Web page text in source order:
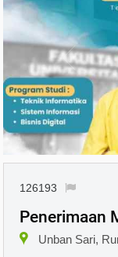
126193
Penerimaan
Unban Sari,